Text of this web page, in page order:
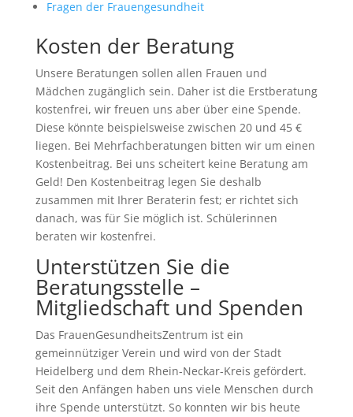
Fragen der Frauengesundheit
Kosten der Beratung
Unsere Beratungen sollen allen Frauen und
Mädchen zugänglich sein. Daher ist die Erstberatung
kostenfrei, wir freuen uns aber über eine Spende.
Diese könnte beispielsweise zwischen 20 und 45 €
liegen. Bei Mehrfachberatungen bitten wir um einen
Kostenbeitrag. Bei uns scheitert keine Beratung am
Geld! Den Kostenbeitrag legen Sie deshalb
zusammen mit Ihrer Beraterin fest; er richtet sich
danach, was für Sie möglich ist. Schülerinnen
beraten wir kostenfrei.
Unterstützen Sie die
Beratungsstelle –
Mitgliedschaft und Spenden
Das FrauenGesundheitsZentrum ist ein
gemeinnütziger Verein und wird von der Stadt
Heidelberg und dem Rhein-Neckar-Kreis gefördert.
Seit den Anfängen haben uns viele Menschen durch
ihre Spende unterstützt. So konnten wir bis heute